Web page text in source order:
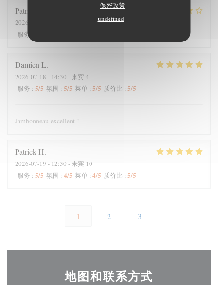
保密政策
undefined
Patrick
2026-07-23
服务
Damien L
2026-07-18 - 14:30 - 来宾 4
服务 : 5/5 氛围 : 5/5 菜单 : 5/5 质价比 : 5/5
Jambonneau excellent !
Patrick H
2026-07-19 - 12:30 - 来宾 10
服务 : 5/5 氛围 : 4/5 菜单 : 4/5 质价比 : 5/5
1 2 3
地图和联系方式